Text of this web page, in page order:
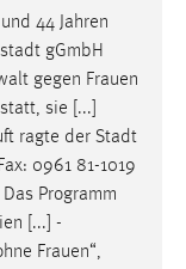
44 Jahren
gGmbH
gegen Frauen
sie [...]
ragte der Stadt
0961 81-1019
Das Programm
[...] -
Frauen“,